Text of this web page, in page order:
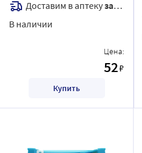
Доставим в аптекузавтра
В наличии
Цена:
52₽
Купить